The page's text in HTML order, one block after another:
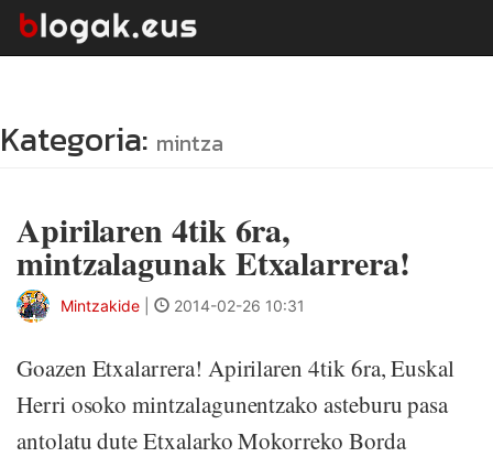
Kategoria: mintza
Apirilaren 4tik 6ra,
mintzalagunak Etxalarrera!
Mintzakide 2014-02-26 10:31
Goazen Etxalarrera! Apirilaren 4tik 6ra, Euskal
Herri osoko mintzalagunentzako asteburu pasa
antolatu dute Etxalarko Mokorreko Borda